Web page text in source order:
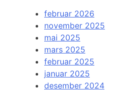
februar 2026
november 2025
mai 2025
mars 2025
februar 2025
januar 2025
desember 2024